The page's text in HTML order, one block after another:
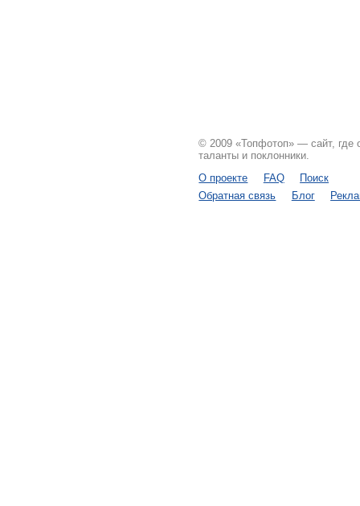
© 2009 «Топфотоп» — сайт, где
таланты и поклонники.
О проекте
FAQ
Поиск
Обратная связь
Блог